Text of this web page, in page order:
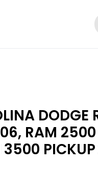
DODGE
RAM 2500